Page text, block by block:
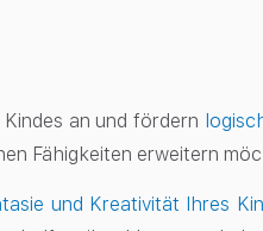
an und fördern
Fähigkeiten erweitern
und Kreativität Ihres